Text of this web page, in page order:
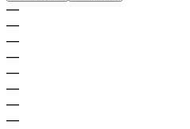
—
—
—
—
—
—
—
—